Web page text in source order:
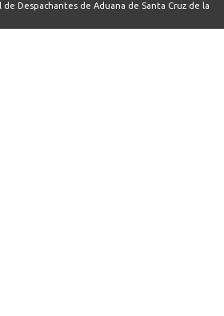
de Despachantes de Aduana de Santa Cruz de la